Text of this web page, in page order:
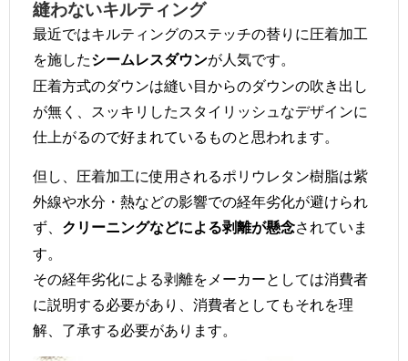
縫わないキルティング
最近ではキルティングのステッチの替りに圧着加工
を施したシームレスダウンが人気です。
圧着方式のダウンは縫い目からのダウンの吹き出し
が無く、スッキリしたスタイリッシュなデザインに
仕上がるので好まれているものと思われます。
但し、圧着加工に使用されるポリウレタン樹脂は紫
外線や水分・熱などの影響での経年劣化が避けられ
ず、
クリーニングなどによる剥離が懸念されていま
す。
その経年劣化による剥離をメーカーとしては消費者
に説明する必要があり、消費者としてもそれを理
解、了承する必要があります。